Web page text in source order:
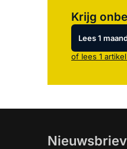
Krijg
Lees 1
of lees 1